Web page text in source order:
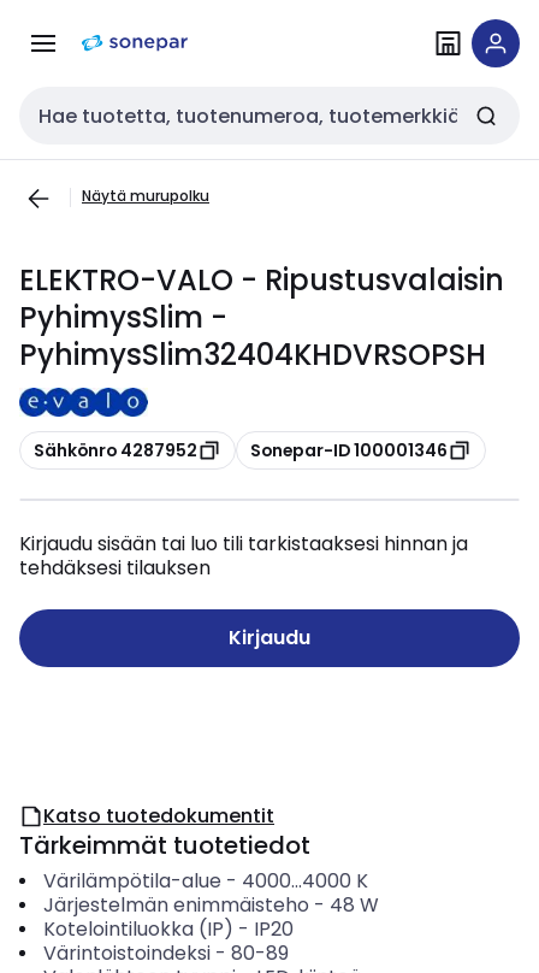
navigointiinsisältöön
Haku
Näytä murupolku
ELEKTRO-VALO - Ripustusvalaisin
PyhimysSlim -
PyhimysSlim32404KHDVRSOPSH
Kopioi
Sähkönro 4287952 Kopioi
Sonepar-ID 100001346
Kirjaudu sisään tai luo tili tarkistaaksesi hinnan ja
tehdäksesi tilauksen
Kirjaudu
Katso tuotedokumentit
Tärkeimmät tuotetiedot
Värilämpötila-alue - 4000...4000 K
Järjestelmän enimmäisteho - 48 W
Kotelointiluokka (IP) - IP20
Värintoistoindeksi- 80-89